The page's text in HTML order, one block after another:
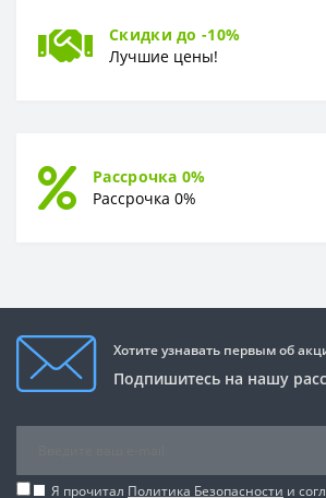
Скидки до -10%
Лучшие цены!
Рассрочка 0%
Рассрочка 0%
Хотите узнавать первым об
Подпишитесь на нашу
Я прочитал Политика Безопасности и